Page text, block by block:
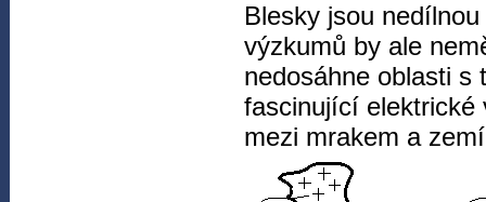
Blesky jsou
výzkumů by ale
nedosáhne oblasti s
fascinující elektrické
mezi mrakem a